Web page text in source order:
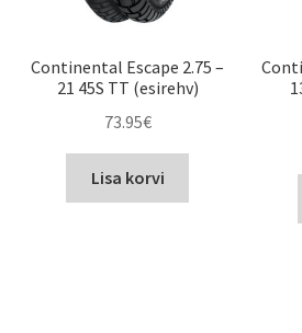
Continental Escape 2.75 –
21 45S TT (esirehv)
73.95€
Lisa korvi